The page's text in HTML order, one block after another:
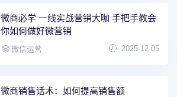
微商必学 一线实战营销大咖 手把手教会
你如何做好微营销
微信运营 2025-12-05
微商销售话术：如何提高销售额